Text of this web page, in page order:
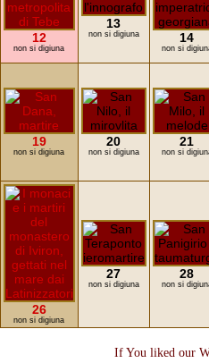
12
non si digiuna
13
non si digiuna 14
non si
19
non si digiuna
20
non si digiuna
21
non si
26
non si digiuna
27
non si digiuna
28
non si
If You liked our